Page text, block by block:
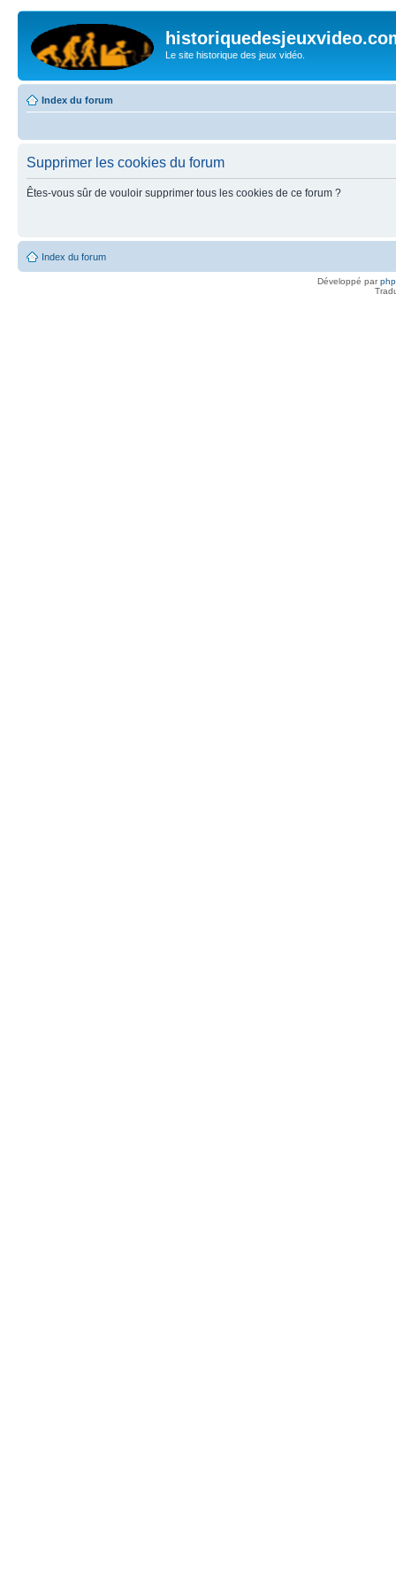
Le site historique des jeux vidéo.
Index du forum
Supprimer les cookies du forum
Êtes-vous sûr de vouloir supprimer tous les cookies de ce forum ?
Index du forum
Développé par